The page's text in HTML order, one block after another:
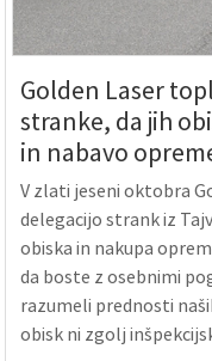
Golden Laser
stranke, da jih
in nabavo
V zlati jeseni oktobra
delegacijo strank iz
obiska in nakupa
da boste z osebnimi
razumeli prednosti
obisk ni zgolj